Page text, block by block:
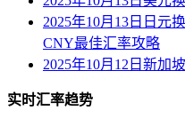
2025年10月13日日元
CNY最佳汇率攻略
2025年10月12日新加
实时汇率趋势